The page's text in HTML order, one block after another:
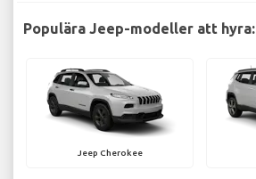
Populära Jeep-modeller att hyra:
Jeep Cherokee